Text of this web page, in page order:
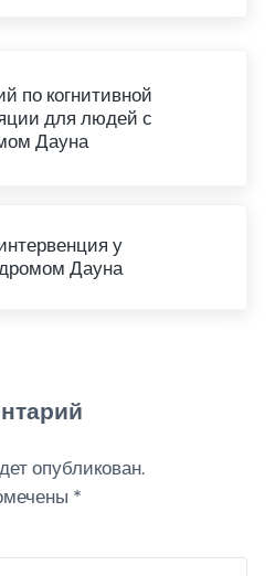
по когнитивной
для людей с
Дауна
у
Дауна
опубликован.
*